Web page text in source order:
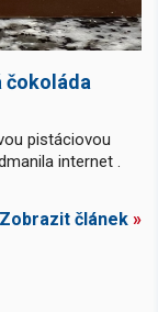
čokoláda
pistáciovou
internet .
Zobrazit článek »